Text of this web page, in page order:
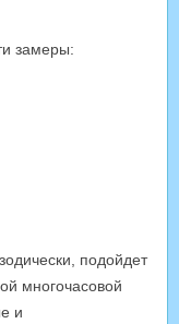
замеры:
подойдет
многочасовой
и